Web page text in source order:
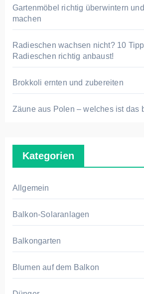
Gartenmöbel richtig überwintern
machen
Radieschen wachsen nicht? 10
Radieschen richtig anbaust!
Brokkoli ernten und zubereiten
Zäune aus Polen – welches ist das
Kategorien
Allgemein
Balkon-Solaranlagen
Balkongarten
Blumen auf dem Balkon